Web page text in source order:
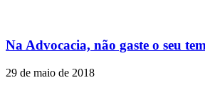
Na Advocacia, não gaste o seu
29 de maio de 2018